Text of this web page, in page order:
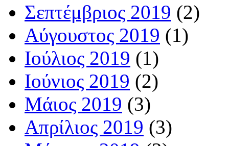
Σεπτέμβριος 2019 (2)
Αύγουστος 2019 (1)
Ιούλιος 2019 (1)
Ιούνιος 2019 (2)
Μάιος 2019 (3)
Απρίλιος 2019 (3)